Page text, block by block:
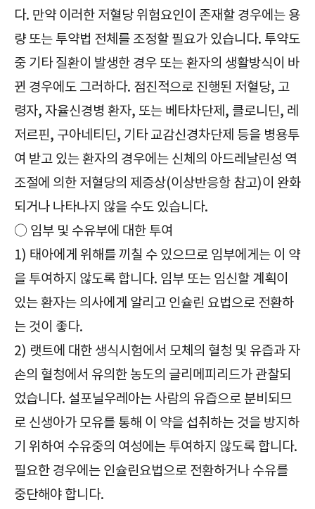
다. 만약 이러한 저혈당 위험요인이 존재할 경우에는 용
량 또는 투약법 전체를 조정할 필요가 있습니다. 투약도
중 기타 질환이 발생한 경우 또는 환자의 생활방식이 바
뀐 경우에도 그러하다. 점진적으로 진행된 저혈당, 고
령자, 자율신경병 환자, 또는 베타차단제, 클로니딘, 레
저르핀, 구아네티딘, 기타 교감신경차단제 등을 병용투
여 받고 있는 환자의 경우에는 신체의 아드레날린성 역
조절에 의한 저혈당의 제증상(이상반응항 참고)이 완화
되거나 나타나지 않을 수도 있습니다.
○ 임부 및 수유부에 대한 투여
1) 태아에게 위해를 끼칠 수 있으므로 임부에게는 이 약
을 투여하지 않도록 합니다. 임부 또는 임신할 계획이
있는 환자는 의사에게 알리고 인슐린 요법으로 전환하
는 것이 좋다.
2) 랫트에 대한 생식시험에서 모체의 혈청 및 유즙과 자
손의 혈청에서 유의한 농도의 글리메피리드가 관찰되
었습니다. 설포닐우레아는 사람의 유즙으로 분비되므
로 신생아가 모유를 통해 이 약을 섭취하는 것을 방지하
기 위하여 수유중의 여성에는 투여하지 않도록 합니다.
필요한 경우에는 인슐린요법으로 전환하거나 수유를
중단해야 합니다.